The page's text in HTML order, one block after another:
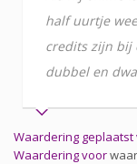
half uurtje
credits zijn bij
dubbel en
Waardering geplaatst
Waardering voor